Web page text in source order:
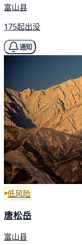
富山县
175起出没
通知
低风险
唐松岳
富山县